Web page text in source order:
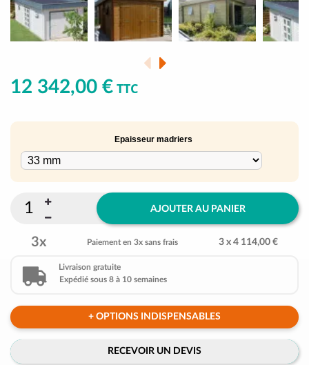
12 342,00 € TTC
Epaisseur madriers
AJOUTER AU PANIER
3x Paiement en 3x sans frais 3 x 4 114,00 €
Livraison gratuite
Expédié sous 8 à 10 semaines
+ OPTIONS INDISPENSABLES
RECEVOIR UN DEVIS